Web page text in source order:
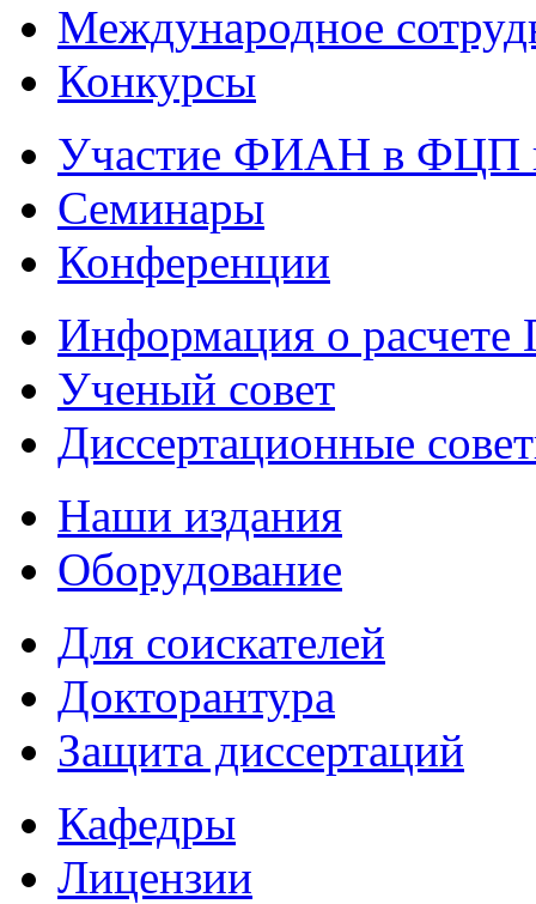
Международное
Конкурсы
Участие ФИАН в ФЦП
Семинары
Конференции
Информация о
Ученый совет
Диссертационные
Наши издания
Оборудование
Для соискателей
Докторантура
Защита диссертаций
Кафедры
Лицензии